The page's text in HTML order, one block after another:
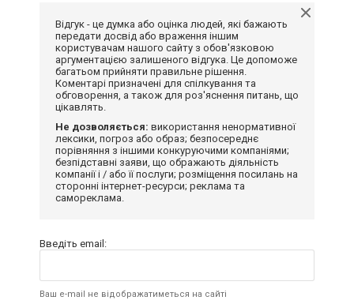
Відгук - це думка або оцінка людей, які бажають
передати досвід або враження іншим
користувачам нашого сайту з обов'язковою
аргументацією залишеного відгука. Це допоможе
багатьом прийняти правильне рішення.
Коментарі призначені для спілкування та
обговорення, а також для роз'яснення питань, що
цікавлять.
Не дозволяється: використання ненормативної
лексики, погроз або образ; безпосереднє
порівняння з іншими конкуруючими компаніями;
безпідставні заяви, що ображають діяльність
компанії і / або її послуги; розміщення посилань на
сторонні інтернет-ресурси; реклама та
самореклама.
Введіть email:
Ваш e-mail не відображатиметься на сайті